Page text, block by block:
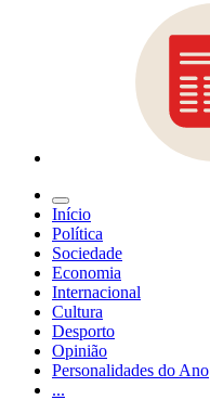
Início
Política
Sociedade
Economia
Internacional
Cultura
Desporto
Opinião
Personalidades do Ano
...